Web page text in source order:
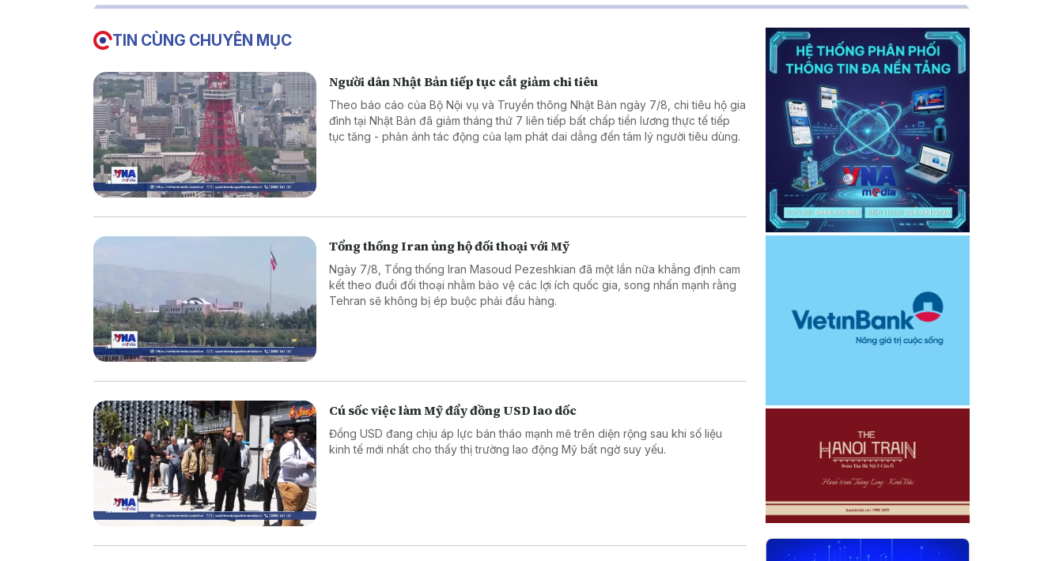
TIN CÙNG CHUYÊN MỤC
Người dân Nhật Bản tiếp tục cắt giảm chi tiêu
Theo báo cáo của Bộ Nội vụ và Truyền thông Nhật Bản ngày 7/8, chi tiêu hộ gia
đình tại Nhật Bản đã giảm tháng thứ 7 liên tiếp bất chấp tiền lương thực tế tiếp
tục tăng - phản ánh tác động của lạm phát dai dẳng đến tâm lý người tiêu dùng.
Tổng thống Iran ủng hộ đối thoại với Mỹ
Ngày 7/8, Tổng thống Iran Masoud Pezeshkian đã một lần nữa khẳng định cam
kết theo đuổi đối thoại nhằm bảo vệ các lợi ích quốc gia, song nhấn mạnh rằng
Tehran sẽ không bị ép buộc phải đầu hàng.
Cú sốc việc làm Mỹ đẩy đồng USD lao dốc
Đồng USD đang chịu áp lực bán tháo mạnh mẽ trên diện rộng sau khi số liệu
kinh tế mới nhất cho thấy thị trường lao động Mỹ bất ngờ suy yếu.